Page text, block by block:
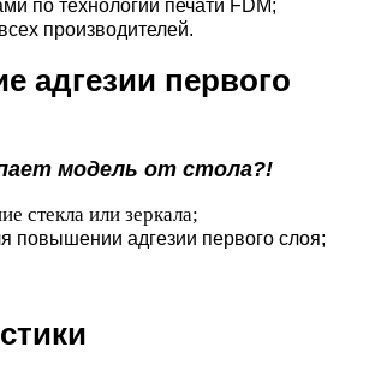
по технологии печати FDM;
производителей.
адгезии первого
модель от стола?!
стекла или зеркала;
повышении адгезии первого слоя;